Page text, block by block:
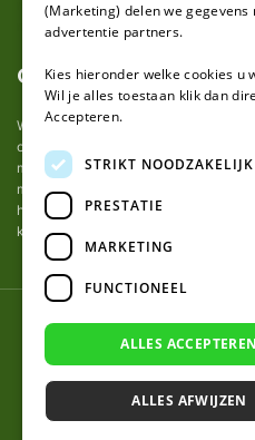
Over ons
Wij van robotmaaier-mesjes.nl
onderhoud van robot grasmaaier
maken. Uit ervaring merkten we
messen voor een automatische
het u makkelijk te maken om de
kopen.
© 2026
(Marketing) delen we gegevens
advertentie partners.
Kies hieronder welke cookies u
Wil je alles toestaan klik dan
Accepteren.
STRIKT NOODZAKELIJK
PRESTATIE
MARKETING
FUNCTIONEEL
ALLES ACCEPTEREN
ALLES AFWIJZEN